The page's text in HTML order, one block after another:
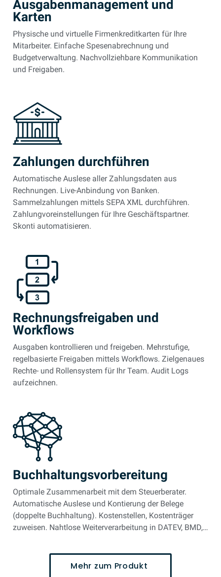
Ausgabenmanagement und
Karten
Physische und virtuelle Firmenkreditkarten für Ihre
Mitarbeiter. Einfache Spesenabrechnung und
Budgetverwaltung. Nachvollziehbare Kommunikation
und Freigaben.
Zahlungen durchführen
Automatische Auslese aller Zahlungsdaten aus
Rechnungen. Live-Anbindung von Banken.
Sammelzahlungen mittels SEPA XML durchführen.
Zahlungvoreinstellungen für Ihre Geschäftspartner.
Skonti automatisieren.
Rechnungsfreigaben und
Workflows
Ausgaben kontrollieren und freigeben. Mehrstufige,
regelbasierte Freigaben mittels Workflows. Zielgenaues
Rechte- und Rollensystem für Ihr Team. Audit Logs
aufzeichnen.
Buchhaltungsvorbereitung
Optimale Zusammenarbeit mit dem Steuerberater.
Automatische Auslese und Kontierung der Belege
(doppelte Buchhaltung). Kostenstellen, Kostenträger
zuweisen. Nahtlose Weiterverarbeitung in DATEV, BMD,…
Mehr zum Produkt